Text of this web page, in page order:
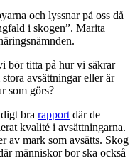
och lyssnar på oss då
i skogen”. Marita
.
bör titta på hur vi säkrar
avsättningar eller är
som görs?
bra rapport där de
kvalité i avsättningarna.
av mark som avsätts. Skog
människor bor ska också